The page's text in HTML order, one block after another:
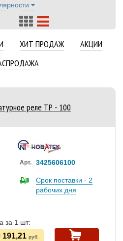
ХИТ ПРОДАЖ
АКЦИИ
реле ТР - 100
Арт. 3425606100
Срок поставки - 2
рабочих дня
за 1 шт:
191,21 руб.